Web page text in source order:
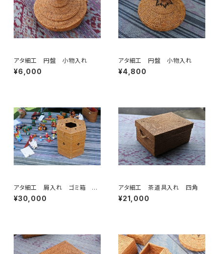
アタ細工 円盤 小物入れ
¥6,000
アタ細工 円盤 小物入れ
¥4,800
アタ細工 屑入れ ゴミ箱 六
角
¥30,000
アタ細工 茶道具入れ 四角
¥21,000